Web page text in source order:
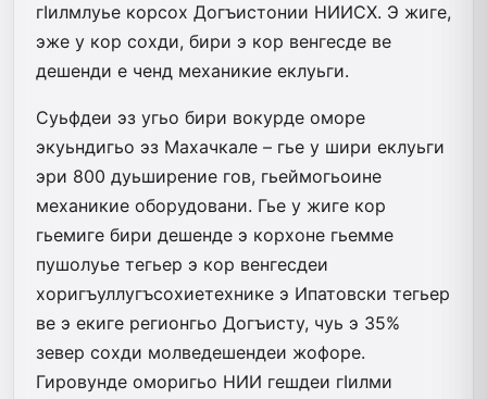
гIилмлуье корсох Догъистонии НИИСХ. Э жиге,
эже у кор сохди, бири э кор венгесде ве
дешенди е ченд механикие еклуьги.
Суьфдеи эз угьо бири вокурде оморе
экуьндигьо эз Махачкале – гье у шири еклуьги
эри 800 дуьширение гов, гьеймогьоине
механикие оборудовани. Гье у жиге кор
гьемиге бири дешенде э корхоне гьемме
пушолуье тегьер э кор венгесдеи
хоригъуллугъсохиетехнике э Ипатовски тегьер
ве э екиге регионгьо Догъисту, чуь э 35%
зевер сохди молведешендеи жофоре.
Гировунде оморигьо НИИ гешдеи гIилми